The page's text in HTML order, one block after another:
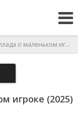
о маленьком игроке
игроке (2025)